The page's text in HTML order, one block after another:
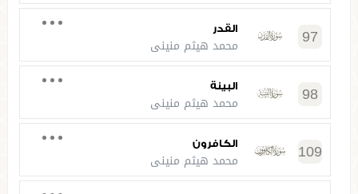
97 القدر
محمد هيثم منيني
98 البينة
محمد هيثم منيني
109 الكافرون
محمد هيثم منيني